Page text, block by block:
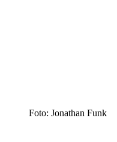
Foto: Jonathan Funk